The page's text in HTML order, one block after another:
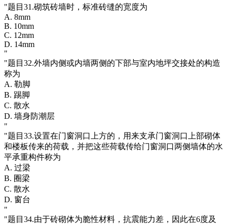
"题目31.砌筑砖墙时，标准砖缝的宽度为
A. 8mm
B. 10mm
C. 12mm
D. 14mm
"
"题目32.外墙内侧或内墙两侧的下部与室内地坪交接处的构造
称为
A. 勒脚
B. 踢脚
C. 散水
D. 墙身防潮层
"
"题目33.设置在门窗洞口上方的，用来支承门窗洞口上部砌体
和楼板传来的荷载，并把这些荷载传给门窗洞口两侧墙体的水
平承重构件称为
A. 过梁
B. 圈梁
C. 散水
D. 窗台
"
"题目34.由于砖砌体为脆性材料，抗震能力差，因此在6度及